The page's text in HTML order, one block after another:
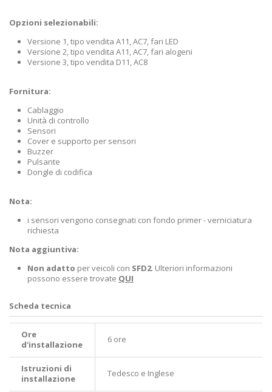
Opzioni selezionabili:
Versione 1, tipo vendita A11, AC7, fari LED
Versione 2, tipo vendita A11, AC7, fari alogeni
Versione 3, tipo vendita D11, AC8
Fornitura:
Cablaggio
Unità di controllo
Sensori
Cover e supporto per sensori
Buzzer
Pulsante
Dongle di codifica
Nota:
i sensori vengono consegnati con fondo primer - verniciatura
richiesta
Nota aggiuntiva:
Non adatto per veicoli con SFD2. Ulteriori informazioni
possono essere trovate QUI
Scheda tecnica
Ore
d'installazione
6 ore
Istruzioni di
installazione
Tedesco e Inglese